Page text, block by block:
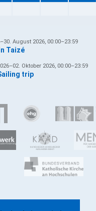
August 2026, 00:00–23:59
Taizé
Oktober 2026, 00:00–23:59
trip